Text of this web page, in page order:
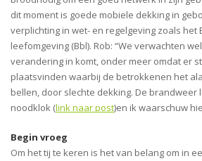
dit moment is goede mobiele dekking in
verplichting in wet- en regelgeving zoals het
leefomgeving (Bbl). Rob: “We verwachten
verandering in komt, onder meer omdat er
plaatsvinden waarbij de betrokkenen het
bellen, door slechte dekking. De brandweer
noodklok (link naar post)en ik waarschuw
Begin vroeg
Om het tij te keren is het van belang om in